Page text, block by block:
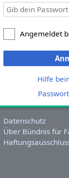
Angemeldet
Hilfe
Datenschutz
Über Bündnis für